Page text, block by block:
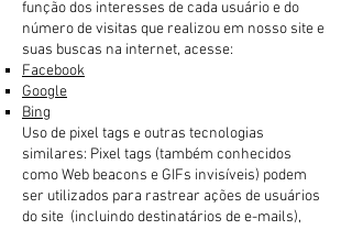
função dos interesses de cada usuário e do
número de visitas que realizou em nosso site e
suas buscas na internet, acesse:
Facebook
Google
Bing
Uso de pixel tags e outras tecnologias
similares: Pixel tags (também conhecidos
como Web beacons e GIFs invisíveis) podem
ser utilizados para rastrear ações de usuários
do site (incluindo destinatários de e-mails),